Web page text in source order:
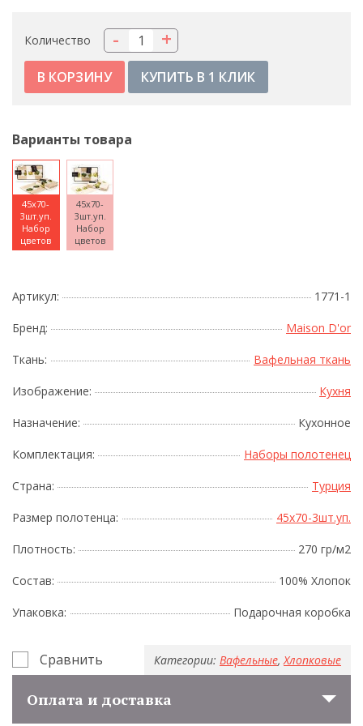
Количество +
-
КУПИТЬ В 1 КЛИК
Варианты товара
45x70-
3шт.уп.
Набор
цветов
45x70-
3шт.уп.
Набор
цветов
Артикул: 1771-1
Бренд: Maison D'or
Ткань: Вафельная ткань
Изображение: Кухня
Назначение: Кухонное
Комплектация: Наборы полотенец
Страна: Турция
Размер полотенца: 45x70-3шт.уп.
Плотность: 270 гр/м2
Состав: 100% Хлопок
Упаковка: Подарочная коробка
Сравнить Категории: Вафельные,Хлопковые
Оплата и доставка